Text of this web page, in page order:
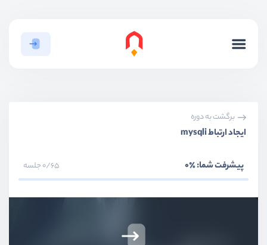
برگشت به دوره
ایجاد ارتباط mysqli
پیشرفت شما:٪0 0/65 جلسه
بخش اول
بخش سوم آشنایی با موارد پایه و syntax
بخش پنجم